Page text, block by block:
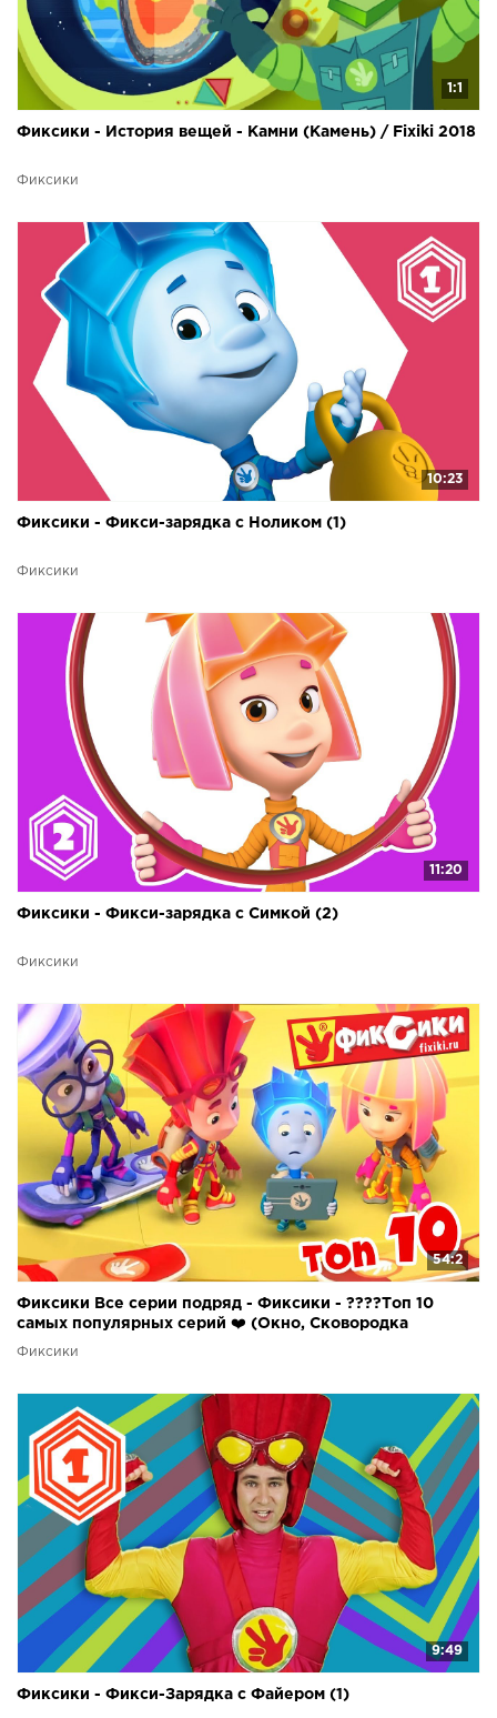
1:1
Фиксики - История вещей - Камни (Камень) / Fixiki 2018
Фиксики
10:23
Фиксики - Фикси-зарядка с Ноликом (1)
Фиксики
11:20
Фиксики - Фикси-зарядка с Симкой (2)
Фиксики
54:2
Фиксики Все серии подряд - Фиксики - ????Топ 10
самых популярных серий ❤️ (Окно, Сковородка
Фиксики
9:49
Фиксики - Фикси-Зарядка с Файером (1)